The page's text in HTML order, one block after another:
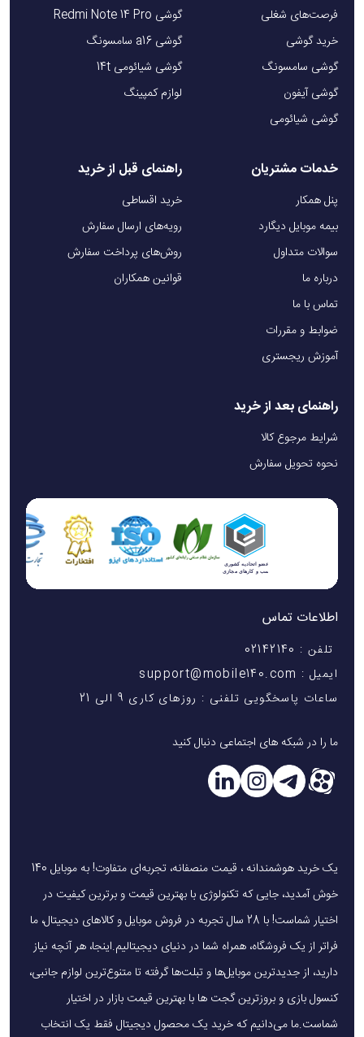
فرصت‌های شغلی
خرید گوشی
گوشی سامسونگ
گوشی آیفون
گوشی شیائومی
گوشی Redmi Note 14 Pro
گوشی a16 سامسونگ
گوشی شیائومی 14t
لوازم کمپینگ
خدمات مشتریان
پنل همکار
بیمه موبایل دیگارد
سوالات متداول
درباره ما
تماس با ما
ضوابط و مقررات
آموزش ریجستری
راهنمای قبل از خرید
خرید اقساطی
رویه‌های ارسال سفارش
روش‌های پرداخت سفارش
قوانین همکاران
راهنمای بعد از خرید
شرایط مرجوع کالا
نحوه تحویل سفارش
اطلاعات تماس
تلفن : 02142140
ایمیل : support@mobile140.com
ساعات پاسخگویی تلفنی : روزهای کاری 9 الی 21
ما را در شبکه های اجتماعی دنبال کنید
یک خرید هوشمندانه ، قیمت منصفانه، تجربه‌ای متفاوت! به موبایل 140
خوش آمدید، جایی که تکنولوژی با بهترین قیمت و برترین کیفیت در
اختیار شماست! با 28 سال تجربه در فروش موبایل و کالاهای دیجیتال، ما
فراتر از یک فروشگاه، همراه شما در دنیای دیجیتالیم.اینجا، هر آنچه نیاز
دارید، از جدیدترین موبایل‌ها و تبلت‌ها گرفته تا متنوع‌ترین لوازم جانبی،
کنسول بازی و بروزترین گجت ها با بهترین قیمت بازار در اختیار
شماست.ما می‌دانیم که خرید یک محصول دیجیتال فقط یک انتخاب